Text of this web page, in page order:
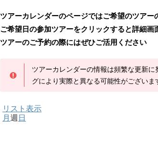
ツアーカレンダーのページではご希望のツアー
ご希望日の参加ツアーをクリックすると詳細
ツアーのご予約の際にはぜひご活用ください
ツアーカレンダーの情報は頻繁な更新
グにより実際と異なる可能性がございま
リスト 表示
月週 日